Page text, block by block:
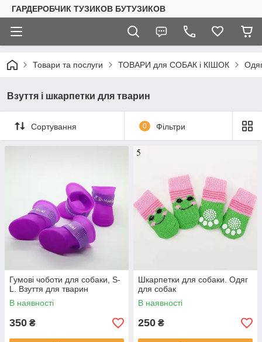
ГАРДЕРОБЧИК ТУЗИКОВ БУТУЗИКОВ
Товари та послуги ТОВАРИ для СОБАК і КІШОК
Взуття і шкарпетки для тварин
Сортування 0 Фільтри
Гумові чоботи для собаки, S-
L. Взуття для тварин
В наявності
350 ₴
Шкарпетки для собаки. Одяг
для собак
В наявності
250 ₴